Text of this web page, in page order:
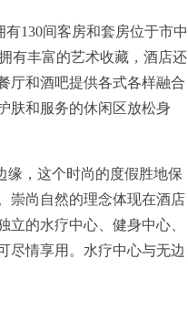
130间客房和套房位于市中
有丰富的艺术收藏，酒店还
厅和酒吧提供各式各样融合
肤和服务的休闲区放松身
缘，这个时尚的度假胜地保
崇尚自然的理念体现在酒店
的水疗中心、健身中心、
尽情享用。水疗中心与无边